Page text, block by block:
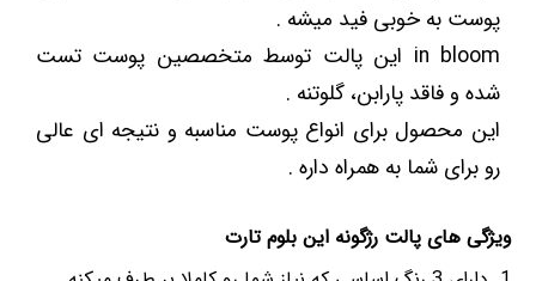
پوست به خوبی فید میشه .
in bloom این پالت توسط متخصصین پوست تست
شده و فاقد پارابن، گلوتنه .
این محصول برای انواع پوست مناسبه و نتیجه ای عالی
رو برای شما به همراه داره .
ویژگی های پالت رژگونه این بلوم تارت